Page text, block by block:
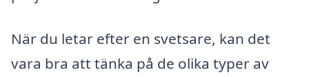
När du letar efter en svetsare, kan det
vara bra att tänka på de olika typer av